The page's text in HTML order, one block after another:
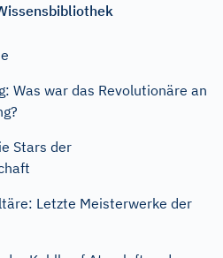
Was war das Revolutionäre an
Stars der
Letzte Meisterwerke der